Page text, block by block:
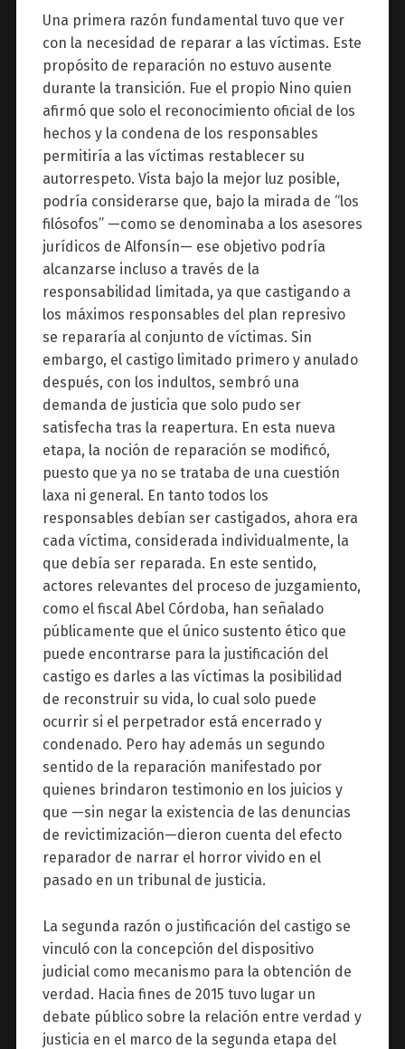
Una primera razón fundamental tuvo que ver
con la necesidad de reparar a las víctimas. Este
propósito de reparación no estuvo ausente
durante la transición. Fue el propio Nino quien
afirmó que solo el reconocimiento oficial de los
hechos y la condena de los responsables
permitiría a las víctimas restablecer su
autorrespeto. Vista bajo la mejor luz posible,
podría considerarse que, bajo la mirada de “los
filósofos” —como se denominaba a los asesores
jurídicos de Alfonsín— ese objetivo podría
alcanzarse incluso a través de la
responsabilidad limitada, ya que castigando a
los máximos responsables del plan represivo
se repararía al conjunto de víctimas. Sin
embargo, el castigo limitado primero y anulado
después, con los indultos, sembró una
demanda de justicia que solo pudo ser
satisfecha tras la reapertura. En esta nueva
etapa, la noción de reparación se modificó,
puesto que ya no se trataba de una cuestión
laxa ni general. En tanto todos los
responsables debían ser castigados, ahora era
cada víctima, considerada individualmente, la
que debía ser reparada. En este sentido,
actores relevantes del proceso de juzgamiento,
como el fiscal Abel Córdoba, han señalado
públicamente que el único sustento ético que
puede encontrarse para la justificación del
castigo es darles a las víctimas la posibilidad
de reconstruir su vida, lo cual solo puede
ocurrir si el perpetrador está encerrado y
condenado. Pero hay además un segundo
sentido de la reparación manifestado por
quienes brindaron testimonio en los juicios y
que —sin negar la existencia de las denuncias
de revictimización—dieron cuenta del efecto
reparador de narrar el horror vivido en el
pasado en un tribunal de justicia.
La segunda razón o justificación del castigo se
vinculó con la concepción del dispositivo
judicial como mecanismo para la obtención de
verdad. Hacia fines de 2015 tuvo lugar un
debate público sobre la relación entre verdad y
justicia en el marco de la segunda etapa del